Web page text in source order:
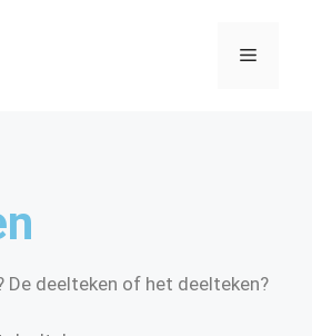
De deelteken of het deelteken?